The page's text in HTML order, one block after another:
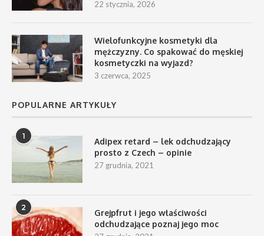
22 stycznia, 2026
Wielofunkcyjne kosmetyki dla
mężczyzny. Co spakować do męskiej
kosmetyczki na wyjazd?
3 czerwca, 2025
POPULARNE ARTYKUŁY
1
Adipex retard – lek odchudzający
prosto z Czech – opinie
27 grudnia, 2021
2
Grejpfrut i jego właściwości
odchudzające poznaj jego moc